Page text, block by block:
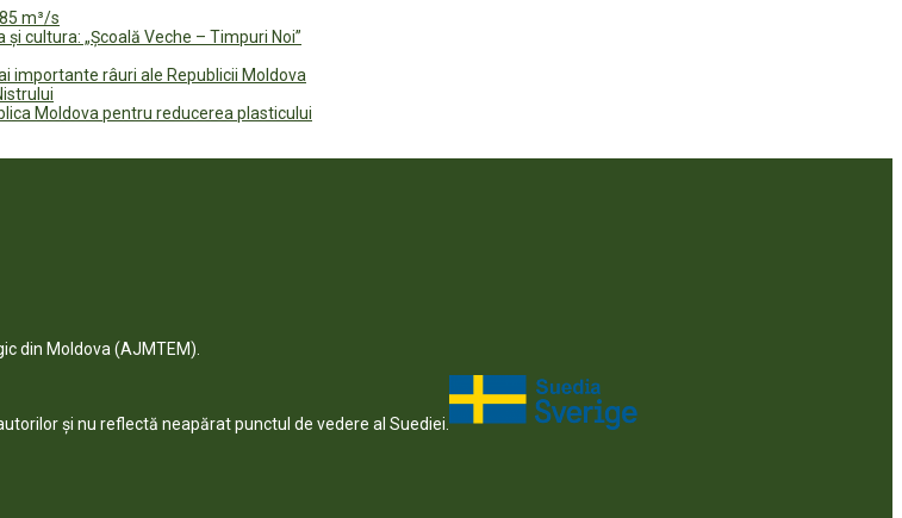
m³/s
cultura: „Școală Veche – Timpuri Noi”
importante râuri ale Republicii Moldova
Moldova pentru reducerea plasticului
din Moldova (AJMTEM).
şi nu reflectă neapărat punctul de vedere al Suediei.